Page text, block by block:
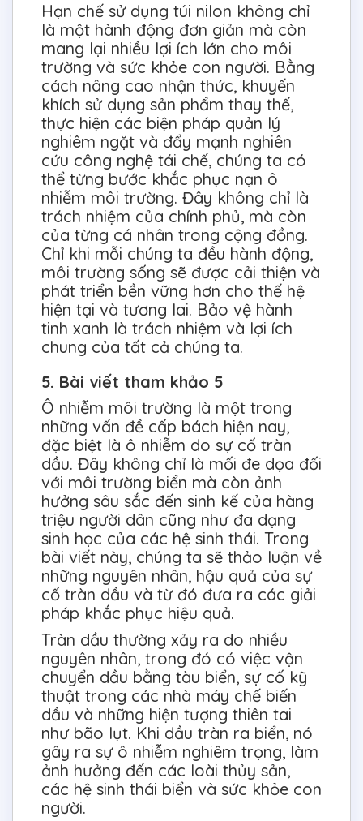
Hạn chế sử dụng túi nilon không chỉ
là một hành động đơn giản mà còn
mang lại nhiều lợi ích lớn cho môi
trường và sức khỏe con người. Bằng
cách nâng cao nhận thức, khuyến
khích sử dụng sản phẩm thay thế,
thực hiện các biện pháp quản lý
nghiêm ngặt và đẩy mạnh nghiên
cứu công nghệ tái chế, chúng ta có
thể từng bước khắc phục nạn ô
nhiễm môi trường. Đây không chỉ là
trách nhiệm của chính phủ, mà còn
của từng cá nhân trong cộng đồng.
Chỉ khi mỗi chúng ta đều hành động,
môi trường sống sẽ được cải thiện và
phát triển bền vững hơn cho thế hệ
hiện tại và tương lai. Bảo vệ hành
tinh xanh là trách nhiệm và lợi ích
chung của tất cả chúng ta.
5. Bài viết tham khảo 5
Ô nhiễm môi trường là một trong
những vấn đề cấp bách hiện nay,
đặc biệt là ô nhiễm do sự cố tràn
dầu. Đây không chỉ là mối đe dọa đối
với môi trường biển mà còn ảnh
hưởng sâu sắc đến sinh kế của hàng
triệu người dân cũng như đa dạng
sinh học của các hệ sinh thái. Trong
bài viết này, chúng ta sẽ thảo luận về
những nguyên nhân, hậu quả của sự
cố tràn dầu và từ đó đưa ra các giải
pháp khắc phục hiệu quả.
Tràn dầu thường xảy ra do nhiều
nguyên nhân, trong đó có việc vận
chuyển dầu bằng tàu biển, sự cố kỹ
thuật trong các nhà máy chế biến
dầu và những hiện tượng thiên tai
như bão lụt. Khi dầu tràn ra biển, nó
gây ra sự ô nhiễm nghiêm trọng, làm
ảnh hưởng đến các loài thủy sản,
các hệ sinh thái biển và sức khỏe con
người.